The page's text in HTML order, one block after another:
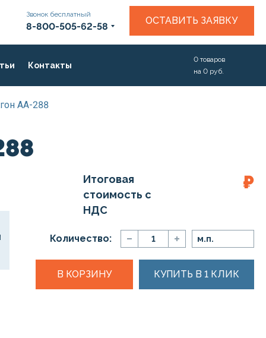
Звонок бесплатный
8-800-505-62-58
ОСТАВИТЬ ЗАЯВКУ
Контакты
0 товаров
на 0 руб.
АА-288
Итоговая
стоимость с
НДС
₽
Количество: м.п.
В КОРЗИНУ КУПИТЬ В 1 КЛИК